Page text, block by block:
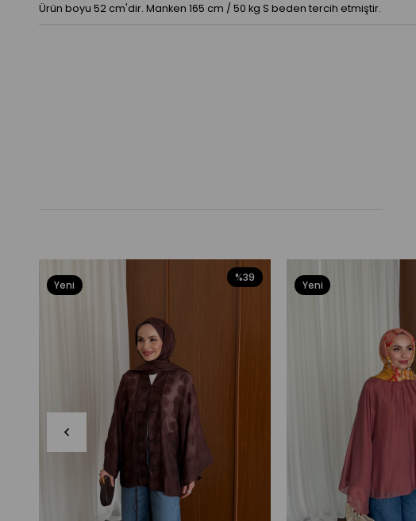
Ürün boyu 52 cm'dir. Manken 165 cm / 50 kg S beden tercih etmiştir.
%39
Yeni
Yeni